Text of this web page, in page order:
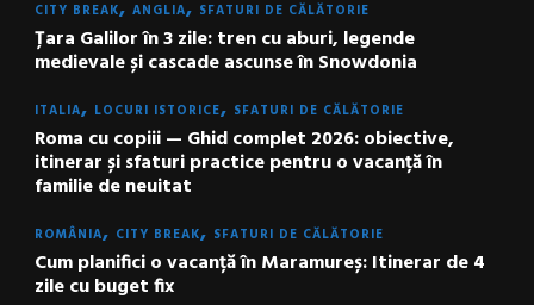
CITY BREAK ANGLIA SFATURI DE CĂLĂTORIE
Țara Galilor în 3 zile: tren cu aburi, legende
medievale și cascade ascunse în Snowdonia
ITALIA LOCURI ISTORICE SFATURI DE CĂLĂTORIE
Roma cu copiii — Ghid complet 2026: obiective,
itinerar și sfaturi practice pentru o vacanță în
familie de neuitat
ROMÂNIA CITY BREAK SFATURI DE CĂLĂTORIE
Cum planifici o vacanță în Maramureș: Itinerar de 4
zile cu buget fix